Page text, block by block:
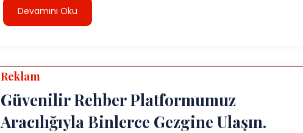
Devamını Oku
Reklam
Güvenilir Rehber Platformumuz
Aracılığıyla Binlerce Gezgine Ulaşın.